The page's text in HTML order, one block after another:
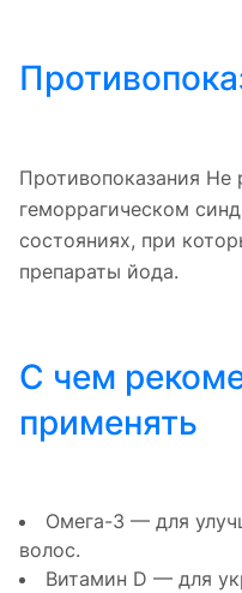
Противопоказания Не
геморрагическом
состояниях, при
препараты йода.
С чем
применять
Омега-3 — для
волос.
Витамин D — для